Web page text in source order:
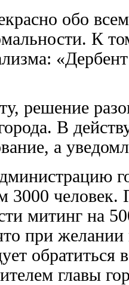
обо
К
решение
В
а
3000 человек.
митинг на
при
главы